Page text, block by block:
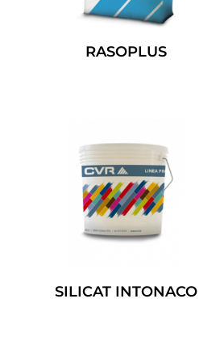
RASOPLUS
SILICAT INTONACO